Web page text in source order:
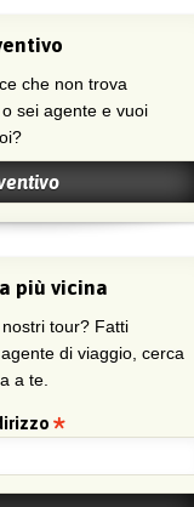
sei agente e vuoi
più vicina
tour? Fatti
di viaggio, cerca
a te.